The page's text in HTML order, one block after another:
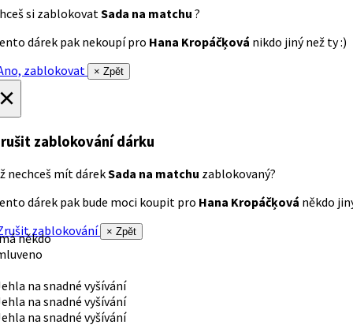
si zablokovatSada na matchu ?
dárek pak nekoupí pro Hana Kropáčķová nikdo jiný než ty :)
zablokovat
× Zpět
zablokování dárku
nechceš mít dárekSada na matchu zablokovaný?
dárek pak bude moci koupit pro Hana Kropáčķová někdo
zablokování
× Zpět
někdo